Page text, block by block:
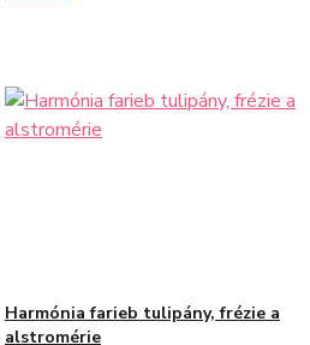
Harmónia farieb tulipány, frézie a
alstromérie